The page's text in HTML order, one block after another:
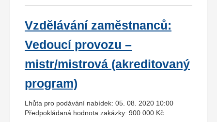
Vzdělávání zaměstnanců:
Vedoucí provozu –
mistr/mistrová (akreditovaný
program)
Lhůta pro podávání nabídek: 05. 08. 2020 10:00
Předpokládaná hodnota zakázky: 900 000 Kč